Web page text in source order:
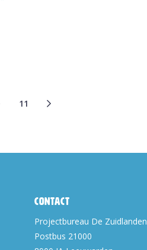
11
Contact
Projectbureau De Zuidlanden
Postbus 21000